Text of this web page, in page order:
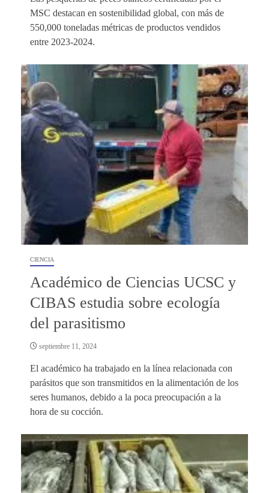
MSC destacan en sostenibilidad global, con más de
550,000 toneladas métricas de productos vendidos
entre 2023-2024.
CIENCIA
Académico de Ciencias UCSC y
CIBAS estudia sobre ecología
del parasitismo
septiembre 11, 2024
El académico ha trabajado en la línea relacionada con
parásitos que son transmitidos en la alimentación de los
seres humanos, debido a la poca preocupación a la
hora de su cocción.